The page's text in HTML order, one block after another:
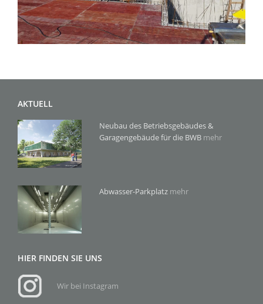
AKTUELL
Neubau des Betriebsgebäudes &
Garagengebäude für die BWB mehr
Abwasser-Parkplatz mehr
HIER FINDEN SIE UNS
Wir bei Instagram